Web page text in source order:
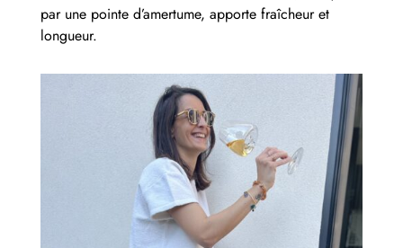
par une pointe d’amertume, apporte fraîcheur et
longueur.